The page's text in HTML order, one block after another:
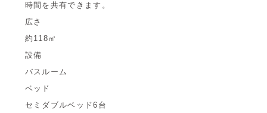
時間を共有できます。
広さ
約118㎡
設備
バスルーム
ベッド
セミダブルベッド6台